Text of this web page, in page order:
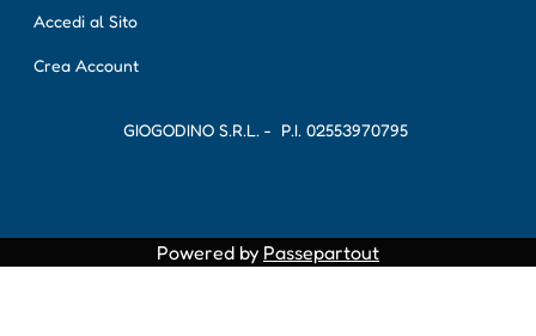
Accedi al Sito
Crea Account
GIOGODINO S.R.L. - P.I. 02553970795
Powered by Passepartout